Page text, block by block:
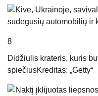
8
Didžiulis krateris, kuris
spiečiusKreditas: „Getty“